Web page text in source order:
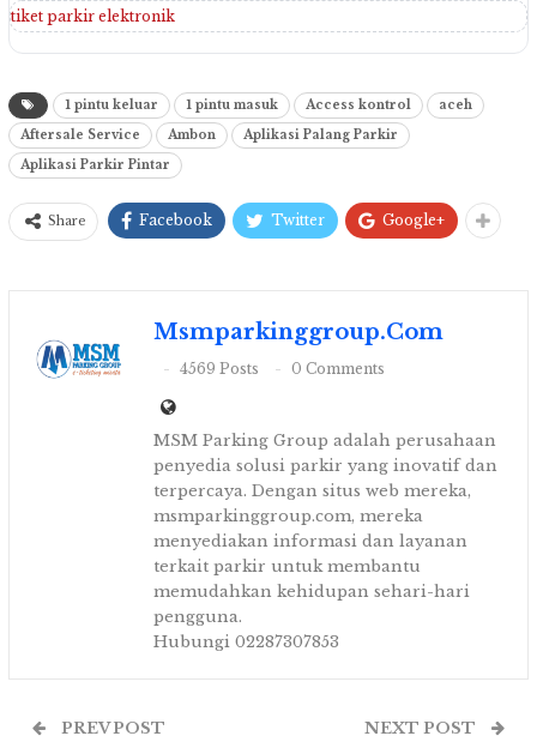
tiket parkir elektronik
1 pintu keluar 1 pintu masuk Access kontrol
aceh
Aftersale Service
Ambon
Aplikasi Palang Parkir
Aplikasi Parkir Pintar
Share Facebook Twitter Google+
Msmparkinggroup.com
4569 Posts 0 Comments
MSM Parking Group adalah perusahaan
penyedia solusi parkir yang inovatif dan
terpercaya. Dengan situs web mereka,
msmparkinggroup.com, mereka
menyediakan informasi dan layanan
terkait parkir untuk membantu
memudahkan kehidupan sehari-hari
pengguna.
Hubungi 02287307853
PREV POST NEXT POST